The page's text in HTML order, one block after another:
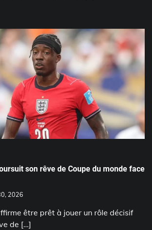
son rêve de Coupe du monde face
2026
être prêt à jouer un rôle décisif
de […]